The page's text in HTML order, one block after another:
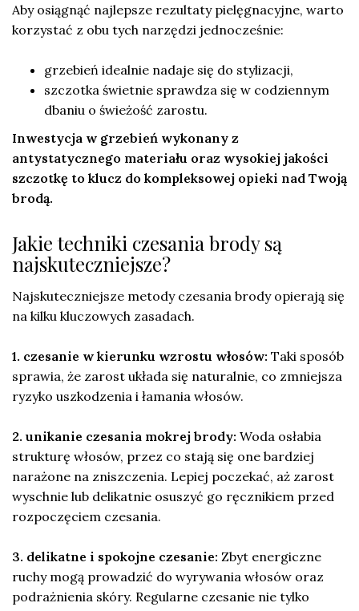
Aby osiągnąć najlepsze rezultaty pielęgnacyjne, warto
korzystać z obu tych narzędzi jednocześnie:
grzebień idealnie nadaje się do stylizacji,
szczotka świetnie sprawdza się w codziennym
dbaniu o świeżość zarostu.
Inwestycja w grzebień wykonany z
antystatycznego materiału oraz wysokiej jakości
szczotkę to klucz do kompleksowej opieki nad Twoją
brodą.
Jakie techniki czesania brody są
najskuteczniejsze?
Najskuteczniejsze metody czesania brody opierają się
na kilku kluczowych zasadach.
1. czesanie w kierunku wzrostu włosów: Taki sposób
sprawia, że zarost układa się naturalnie, co zmniejsza
ryzyko uszkodzenia i łamania włosów.
2. unikanie czesania mokrej brody: Woda osłabia
strukturę włosów, przez co stają się one bardziej
narażone na zniszczenia. Lepiej poczekać, aż zarost
wyschnie lub delikatnie osuszyć go ręcznikiem przed
rozpoczęciem czesania.
3. delikatne i spokojne czesanie: Zbyt energiczne
ruchy mogą prowadzić do wyrywania włosów oraz
podrażnienia skóry. Regularne czesanie nie tylko